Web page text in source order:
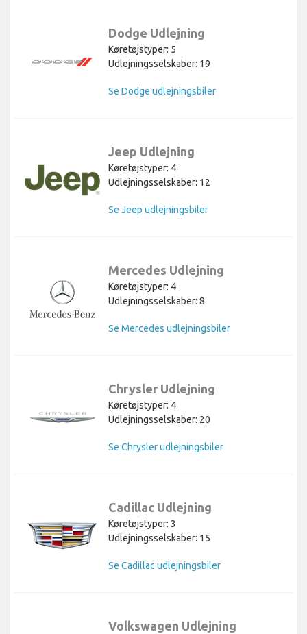
Dodge Udlejning
Køretøjstyper: 5
Udlejningsselskaber: 19
Se Dodge udlejningsbiler
Jeep Udlejning
Køretøjstyper: 4
Udlejningsselskaber: 12
Se Jeep udlejningsbiler
Mercedes Udlejning
Køretøjstyper: 4
Udlejningsselskaber: 8
Se Mercedes udlejningsbiler
Chrysler Udlejning
Køretøjstyper: 4
Udlejningsselskaber: 20
Se Chrysler udlejningsbiler
Cadillac Udlejning
Køretøjstyper: 3
Udlejningsselskaber: 15
Se Cadillac udlejningsbiler
Volkswagen Udlejning